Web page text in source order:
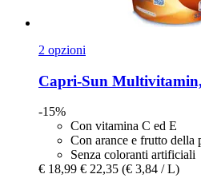
2 opzioni
Capri-Sun
-15%
Con vitamina C ed E
Con arance e frutto della
Senza coloranti artificiali
€ 18,99 € 22,35 (€ 3,84 / L)